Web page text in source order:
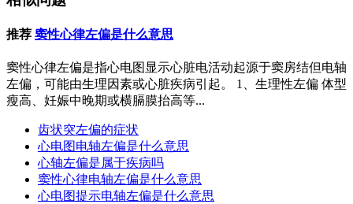
推荐 窦性心律左偏是什么意思
窦性心律左偏是指心电图显示心脏电活动起源于窦房结但电轴
左偏，可能由生理因素或心脏疾病引起。 1、生理性左偏 体型
瘦高、妊娠中晚期或横膈膜抬高等...
齿状突左偏的症状
心电图电轴左偏是什么意思
心轴左偏是属于疾病吗
窦性心律电轴左偏是什么意思
心电图提示电轴左偏是什么意思